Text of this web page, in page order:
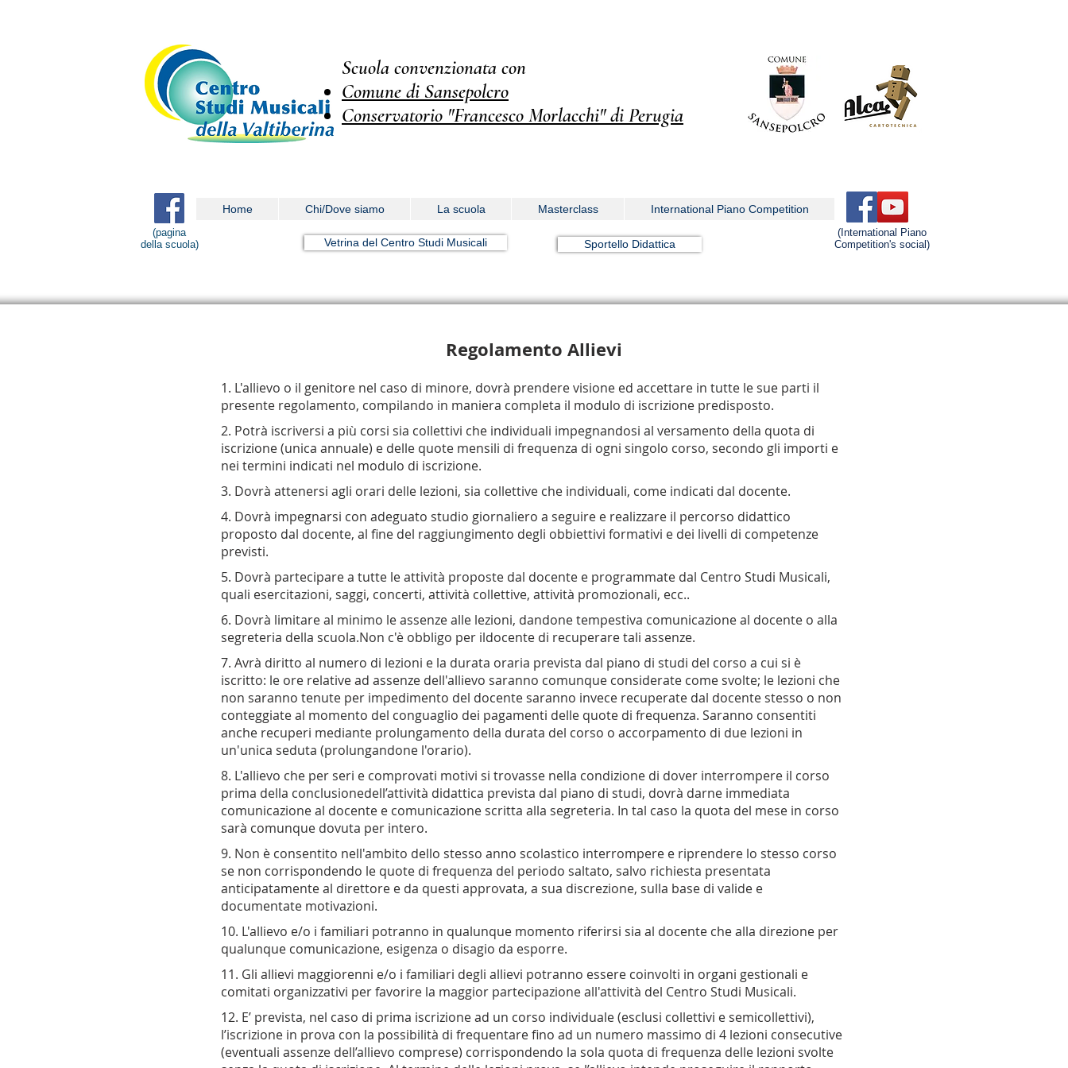
Scuola convenzionata con
Comune di Sansepolcro
Conservatorio "Francesco Morlacchi" di Perugia
Home Chi/Dove siamo La scuola Masterclass International Piano Competition
(pagina
della scuola)
Vetrina del Centro Studi Musicali Sportello Didattica
( International Piano
Competition's social)
Regolamento Allievi
1. L'allievo o il genitore nel caso di minore, dovrà prendere visione ed accettare in tutte le sue parti il
presente regolamento, compilando in maniera completa il modulo di iscrizione predisposto.
2. Potrà iscriversi a più corsi sia collettivi che individuali impegnandosi al versamento della quota di
iscrizione (unica annuale) e delle quote mensili di frequenza di ogni singolo corso, secondo gli importi e
nei termini indicati nel modulo di iscrizione.
3. Dovrà attenersi agli orari delle lezioni, sia collettive che individuali, come indicati dal docente.
4. Dovrà impegnarsi con adeguato studio giornaliero a seguire e realizzare il percorso didattico
proposto dal docente, al fine del raggiungimento degli obbiettivi formativi e dei livelli di competenze
previsti.
5. Dovrà partecipare a tutte le attività proposte dal docente e programmate dal Centro Studi Musicali,
quali esercitazioni, saggi, concerti, attività collettive, attività promozionali, ecc..
6. Dovrà limitare al minimo le assenze alle lezioni, dandone tempestiva comunicazione al docente o alla
segreteria della scuola.Non c'è obbligo per ildocente di recuperare tali assenze.
7. Avrà diritto al numero di lezioni e la durata oraria prevista dal piano di studi del corso a cui si è
iscritto: le ore relative ad assenze dell'allievo saranno comunque considerate come svolte; le lezioni che
non saranno tenute per impedimento del docente saranno invece recuperate dal docente stesso o non
conteggiate al momento del conguaglio dei pagamenti delle quote di frequenza. Saranno consentiti
anche recuperi mediante prolungamento della durata del corso o accorpamento di due lezioni in
un'unica seduta (prolungandone l'orario).
8. L'allievo che per seri e comprovati motivi si trovasse nella condizione di dover interrompere il corso
prima della conclusionedell’attività didattica prevista dal piano di studi, dovrà darne immediata
comunicazione al docente e comunicazione scritta alla segreteria. In tal caso la quota del mese in corso
sarà comunque dovuta per intero.
9. Non è consentito nell'ambito dello stesso anno scolastico interrompere e riprendere lo stesso corso
se non corrispondendo le quote di frequenza del periodo saltato, salvo richiesta presentata
anticipatamente al direttore e da questi approvata, a sua discrezione, sulla base di valide e
documentate motivazioni.
10. L'allievo e/o i familiari potranno in qualunque momento riferirsi sia al docente che alla direzione per
qualunque comunicazione, esigenza o disagio da esporre.
11. Gli allievi maggiorenni e/o i familiari degli allievi potranno essere coinvolti in organi gestionali e
comitati organizzativi per favorire la maggior partecipazione all'attività del Centro Studi Musicali.
12. E’ prevista, nel caso di prima iscrizione ad un corso individuale (esclusi collettivi e semicollettivi),
l’iscrizione in prova con la possibilità di frequentare fino ad un numero massimo di 4 lezioni consecutive
(eventuali assenze dell’allievo comprese) corrispondendo la sola quota di frequenza delle lezioni svolte